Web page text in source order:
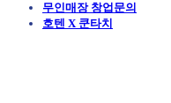
무인매장 창업문의
호텐 X 쿤타치